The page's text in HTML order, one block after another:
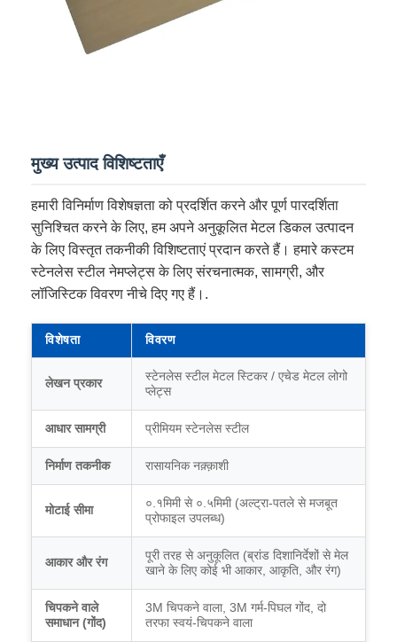
मुख्य उत्पाद विशिष्टताएँ
हमारी विनिर्माण विशेषज्ञता को प्रदर्शित करने और पूर्ण पारदर्शिता
सुनिश्चित करने के लिए, हम अपने अनुकूलित मेटल डिकल उत्पादन
के लिए विस्तृत तकनीकी विशिष्टताएं प्रदान करते हैं। हमारे कस्टम
स्टेनलेस स्टील नेमप्लेट्स के लिए संरचनात्मक, सामग्री, और
लॉजिस्टिक विवरण नीचे दिए गए हैं।.
विशेषता विवरण
लेखन प्रकार
स्टेनलेस स्टील मेटल स्टिकर / एचेड मेटल लोगो
प्लेट्स
आधार सामग्री प्रीमियम स्टेनलेस स्टील
निर्माण तकनीक रासायनिक नक़्क़ाशी
मोटाई सीमा
०.१मिमी से ०.५मिमी (अल्ट्रा-पतले से मजबूत
प्रोफाइल उपलब्ध)
आकार और रंग
पूरी तरह से अनुकूलित (ब्रांड दिशानिर्देशों से मेल
खाने के लिए कोई भी आकार, आकृति, और रंग)
चिपकने वाले
समाधान (गोंद)
3M चिपकने वाला, 3M गर्म-पिघल गोंद, दो
तरफा स्वयं-चिपकने वाला